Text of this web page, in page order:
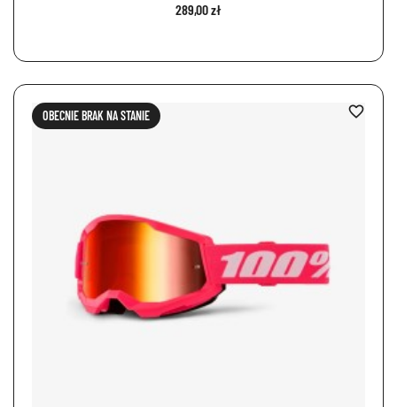
289,00 zł
OBECNIE BRAK NA STANIE favorite_border